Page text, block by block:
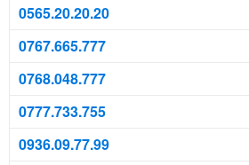
0565.20.20.20
0767.665.777
0768.048.777
0777.733.755
0936.09.77.99